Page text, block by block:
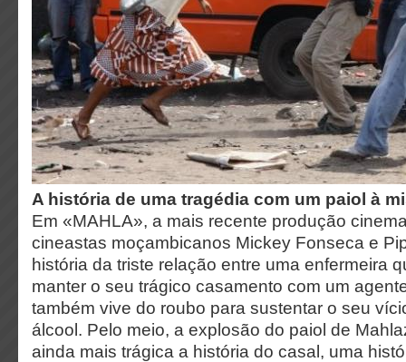
A história de uma tragédia com um paiol à
Em «MAHLA», a mais recente produção
cineastas moçambicanos Mickey Fonseca e
história da triste relação entre uma enfermeira
manter o seu trágico casamento com um
também vive do roubo para sustentar o seu
álcool. Pelo meio, a explosão do paiol de
ainda mais trágica a história do casal, uma